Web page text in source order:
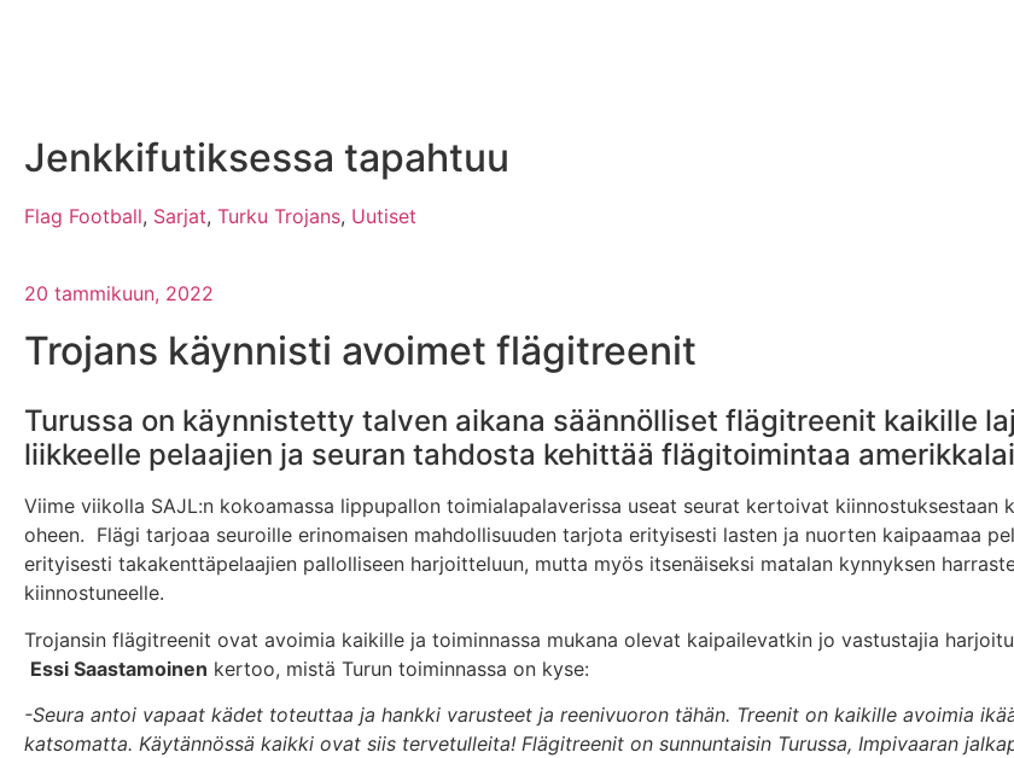
Jenkkifutiksessa tapahtuu
Flag Football, Sarjat, Turku Trojans, Uutiset
20 tammikuun, 2022
Trojans käynnisti avoimet flägitreenit
Turussa on käynnistetty talven aikana säännölliset flägitreenit kaikille
liikkeelle pelaajien ja seuran tahdosta kehittää flägitoimintaa
Viime viikolla SAJL:n kokoamassa lippupallon toimialapalaverissa useat seurat kertoivat
oheen. Flägi tarjoaa seuroille erinomaisen mahdollisuuden tarjota erityisesti lasten ja nuorten kaipaamaa
erityisesti takakenttäpelaajien pallolliseen harjoitteluun, mutta myös itsenäiseksi matalan kynnyksen
kiinnostuneelle.
Trojansin flägitreenit ovat avoimia kaikille ja toiminnassa mukana olevat kaipailevatkin jo vastustajia
Essi Saastamoinen kertoo, mistä Turun toiminnassa on kyse:
-Seura antoi vapaat kädet toteuttaa ja hankki varusteet ja reenivuoron tähän. Treenit on kaikille avoimia
katsomatta. Käytännössä kaikki ovat siis tervetulleita! Flägitreenit on sunnuntaisin Turussa, Impivaaran